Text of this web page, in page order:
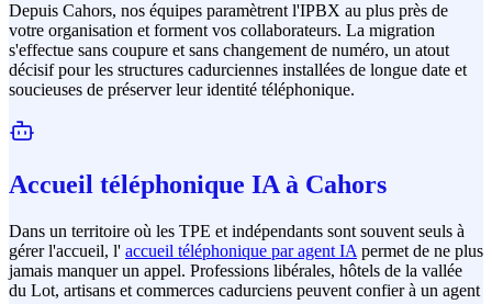
Depuis Cahors, nos équipes paramètrent l'IPBX au plus près de
votre organisation et forment vos collaborateurs. La migration
s'effectue sans coupure et sans changement de numéro, un atout
décisif pour les structures cadurciennes installées de longue date et
soucieuses de préserver leur identité téléphonique.
Accueil téléphonique IA à Cahors
Dans un territoire où les TPE et indépendants sont souvent seuls à
gérer l'accueil, l' accueil téléphonique par agent IA permet de ne plus
jamais manquer un appel. Professions libérales, hôtels de la vallée
du Lot, artisans et commerces cadurciens peuvent confier à un agent